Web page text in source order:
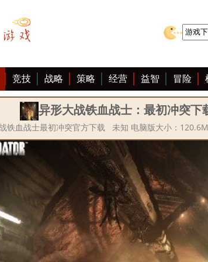
竞技 战略 策略 经营 益智 冒险
异形大战铁血战士：最初冲突下
铁血战士最初冲突官方下载 未知 电脑版大小：